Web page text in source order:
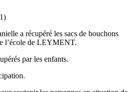
a récupéré les sacs de bouchons
l’école de LEYMENT.
par les enfants.